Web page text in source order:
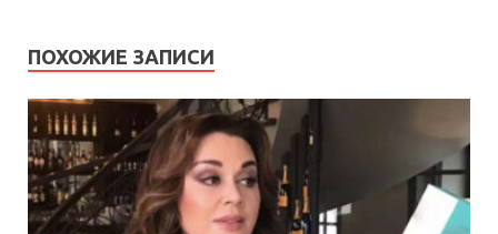
ПОХОЖИЕ ЗАПИСИ